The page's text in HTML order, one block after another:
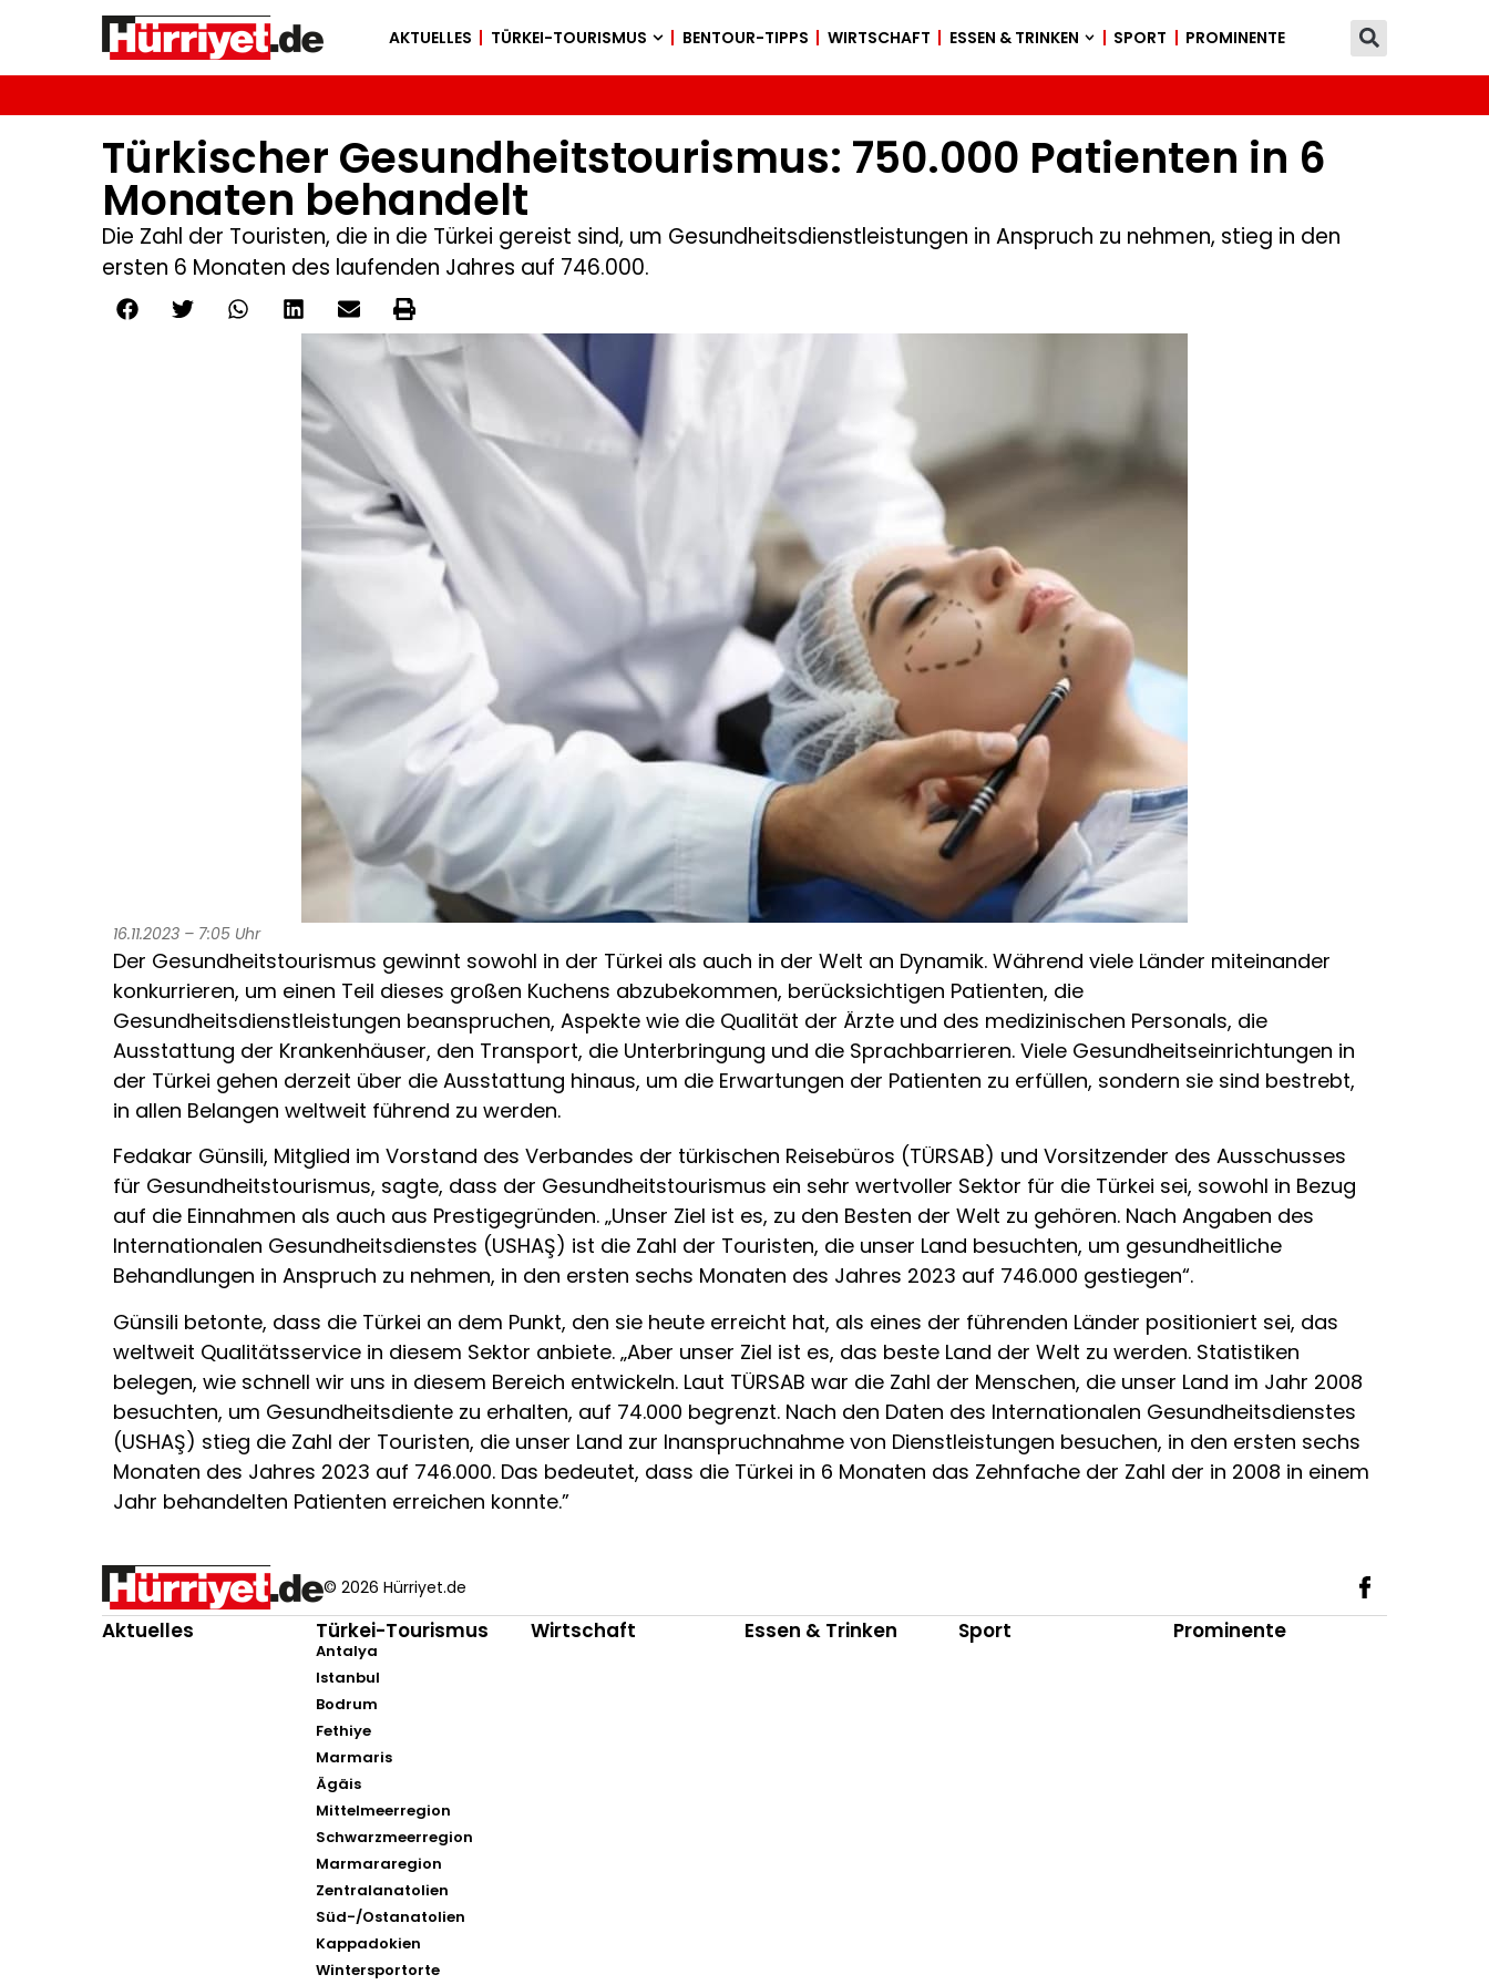
AKTUELLES TÜRKEI-TOURISMUS BENTOUR-TIPPS WIRTSCHAFT ESSEN & TRINKEN SPORT PROMINENTE
Türkischer Gesundheitstourismus: 750.000 Patienten in 6
Monaten behandelt
Die Zahl der Touristen, die in die Türkei gereist sind, um Gesundheitsdienstleistungen in Anspruch zu nehmen, stieg in den
ersten 6 Monaten des laufenden Jahres auf 746.000.
16.11.2023 – 7:05 Uhr
Der Gesundheitstourismus gewinnt sowohl in der Türkei als auch in der Welt an Dynamik. Während viele Länder miteinander
konkurrieren, um einen Teil dieses großen Kuchens abzubekommen, berücksichtigen Patienten, die
Gesundheitsdienstleistungen beanspruchen, Aspekte wie die Qualität der Ärzte und des medizinischen Personals, die
Ausstattung der Krankenhäuser, den Transport, die Unterbringung und die Sprachbarrieren. Viele Gesundheitseinrichtungen in
der Türkei gehen derzeit über die Ausstattung hinaus, um die Erwartungen der Patienten zu erfüllen, sondern sie sind bestrebt,
in allen Belangen weltweit führend zu werden.
Fedakar Günsili, Mitglied im Vorstand des Verbandes der türkischen Reisebüros (TÜRSAB) und Vorsitzender des Ausschusses
für Gesundheitstourismus, sagte, dass der Gesundheitstourismus ein sehr wertvoller Sektor für die Türkei sei, sowohl in Bezug
auf die Einnahmen als auch aus Prestigegründen. „Unser Ziel ist es, zu den Besten der Welt zu gehören. Nach Angaben des
Internationalen Gesundheitsdienstes (USHAŞ) ist die Zahl der Touristen, die unser Land besuchten, um gesundheitliche
Behandlungen in Anspruch zu nehmen, in den ersten sechs Monaten des Jahres 2023 auf 746.000 gestiegen“.
Günsili betonte, dass die Türkei an dem Punkt, den sie heute erreicht hat, als eines der führenden Länder positioniert sei, das
weltweit Qualitätsservice in diesem Sektor anbiete. „Aber unser Ziel ist es, das beste Land der Welt zu werden. Statistiken
belegen, wie schnell wir uns in diesem Bereich entwickeln. Laut TÜRSAB war die Zahl der Menschen, die unser Land im Jahr 2008
besuchten, um Gesundheitsdiente zu erhalten, auf 74.000 begrenzt. Nach den Daten des Internationalen Gesundheitsdienstes
(USHAŞ) stieg die Zahl der Touristen, die unser Land zur Inanspruchnahme von Dienstleistungen besuchen, in den ersten sechs
Monaten des Jahres 2023 auf 746.000. Das bedeutet, dass die Türkei in 6 Monaten das Zehnfache der Zahl der in 2008 in einem
Jahr behandelten Patienten erreichen konnte.”
© 2026 Hürriyet.de
Aktuelles Türkei-Tourismus
Antalya
Istanbul
Bodrum
Fethiye
Marmaris
Ägäis
Mittelmeerregion
Schwarzmeerregion
Marmararegion
Zentralanatolien
Süd-/Ostanatolien
Kappadokien
Wintersportorte
Wirtschaft Essen & Trinken Sport Prominente